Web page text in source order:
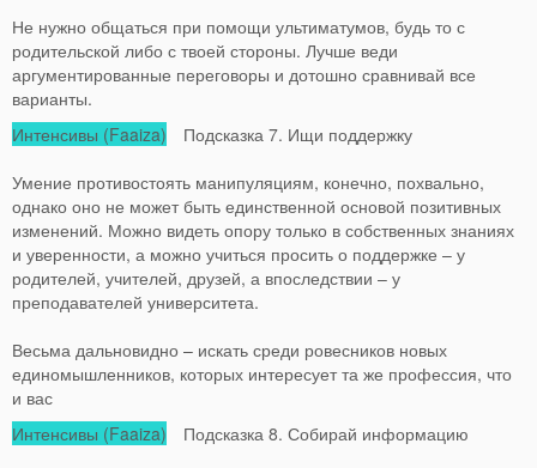
Не нужно общаться при помощи ультиматумов, будь то с
родительской либо с твоей стороны. Лучше веди
аргументированные переговоры и дотошно сравнивай все
варианты.
Интенсивы (Faaiza) Подсказка 7. Ищи поддержку
Умение противостоять манипуляциям, конечно, похвально,
однако оно не может быть единственной основой позитивных
изменений. Можно видеть опору только в собственных знаниях
и уверенности, а можно учиться просить о поддержке – у
родителей, учителей, друзей, а впоследствии – у
преподавателей университета.
Весьма дальновидно – искать среди ровесников новых
единомышленников, которых интересует та же профессия, что
и вас
Интенсивы (Faaiza) Подсказка 8. Собирай информацию